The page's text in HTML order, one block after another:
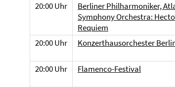
20:00 Uhr
Berliner Philharmoniker,
Symphony Orchestra:
Requiem
20:00 Uhr Konzerthausorchester
20:00 Uhr
Flamenco-Festival